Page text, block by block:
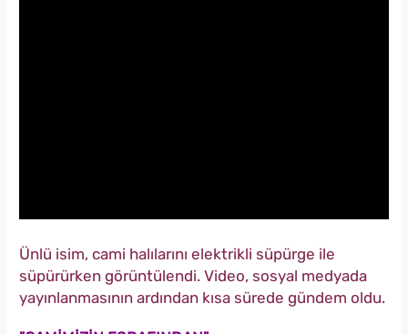
Ünlü isim, cami halılarını elektrikli süpürge ile
süpürürken görüntülendi. Video, sosyal medyada
yayınlanmasının ardından kısa sürede gündem oldu.